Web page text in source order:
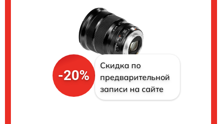
-20%
Скидка по
предварительной
записи на сайте